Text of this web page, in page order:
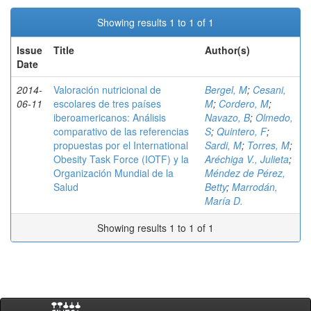
Showing results 1 to 1 of 1
Issue
Date
Title Author(s)
2014-
06-11
Valoración nutricional de
escolares de tres países
iberoamericanos: Análisis
comparativo de las referencias
propuestas por el International
Obesity Task Force (IOTF) y la
Organización Mundial de la
Salud
Bergel, M; Cesani,
M; Cordero, M;
Navazo, B; Olmedo,
S; Quintero, F;
Sardi, M; Torres, M;
Aréchiga V., Julieta;
Méndez de Pérez,
Betty; Marrodán,
María D.
Showing results 1 to 1 of 1